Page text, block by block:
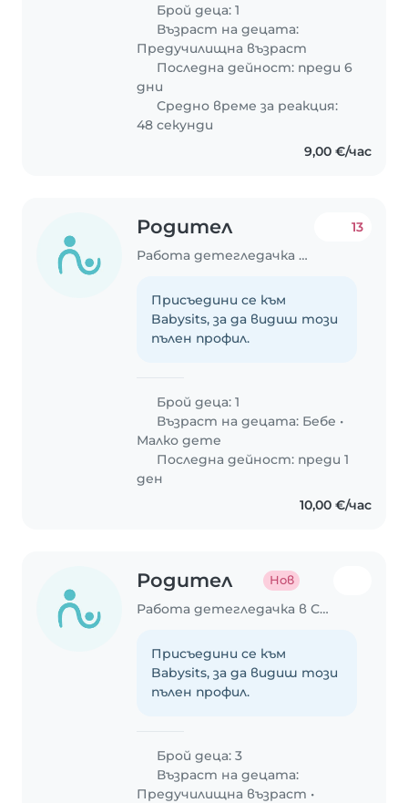
Брой деца: 1
Възраст на децата:
Предучилищна възраст
Последна дейност: преди 6
дни
Средно време за реакция:
48 секунди
9,00 €/час
Родител
Работа детегледачка в София
13
Присъедини се към
Babysits, за да видиш този
пълен профил.
Брой деца: 1
Възраст на децата: Бебе •
Малко дете
Последна дейност: преди 1
ден
10,00 €/час
Родител Нов
Работа детегледачка в София
Присъедини се към
Babysits, за да видиш този
пълен профил.
Брой деца: 3
Възраст на децата:
Предучилищна възраст •